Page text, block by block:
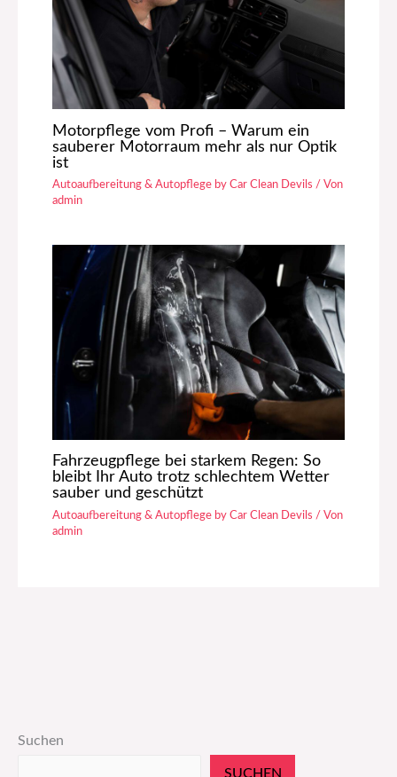
Motorpflege vom Profi – Warum ein
sauberer Motorraum mehr als nur Optik
ist
Autoaufbereitung & Autopflege by Car Clean Devils / Von
admin
Fahrzeugpflege bei starkem Regen: So
bleibt Ihr Auto trotz schlechtem Wetter
sauber und geschützt
Autoaufbereitung & Autopflege by Car Clean Devils / Von
admin
Suchen
SUCHEN